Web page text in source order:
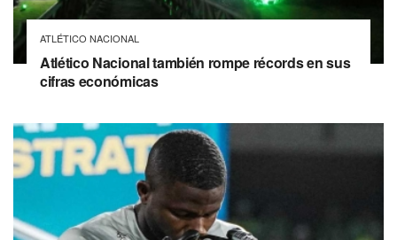
ATLÉTICO NACIONAL
Atlético Nacional también rompe récords en sus
cifras económicas